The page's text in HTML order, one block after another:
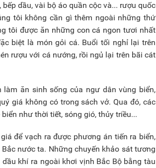
dầu, vài bộ áo quần cộc và... rượu quốc
tôi không cần gì thêm ngoài những thứ
tôi được ăn những con cá ngon tươi nhất
biệt là món gỏi cá. Buổi tối nghỉ lại trên
rượu với cá nướng, rồi ngủ lại trên bãi cát
ăn sinh sống của ngư dân vùng biển,
giá không có trong sách vở. Qua đó, các
như thời tiết, sóng gió, thủy triều...
để vạch ra được phương án tiến ra biển,
nước ta. Những chuyến khảo sát tương
khí ra ngoài khơi vịnh Bắc Bộ bằng tàu